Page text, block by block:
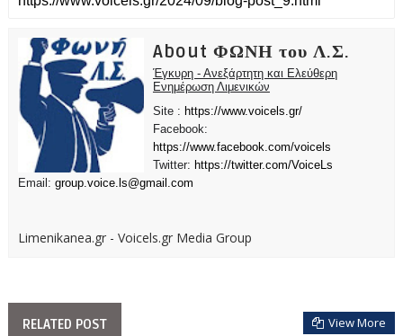
About ΦΩΝΗ του Λ.Σ.
Έγκυρη - Ανεξάρτητη και Ελεύθερη
Ενημέρωση Λιμενικών
Site : https://www.voicels.gr/
Facebook:
https://www.facebook.com/voicels
Twitter: https://twitter.com/VoiceLs
Email: group.voice.ls@gmail.com
Limenikanea.gr - Voicels.gr Media Group
RELATED POST View More